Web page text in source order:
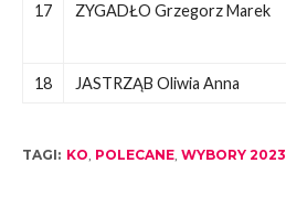
17 ZYGADŁO Grzegorz Marek
18 JASTRZĄB Oliwia Anna
TAGI: KO, POLECANE, WYBORY 2023